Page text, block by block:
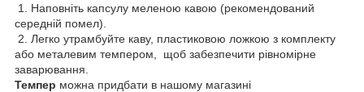
1. Наповніть капсулу меленою кавою (рекомендований
середній помел).
2. Легко утрамбуйте каву, пластиковою ложкою з комплекту
або металевим темпером, щоб забезпечити рівномірне
заварювання.
Темпер можна придбати в нашому магазині